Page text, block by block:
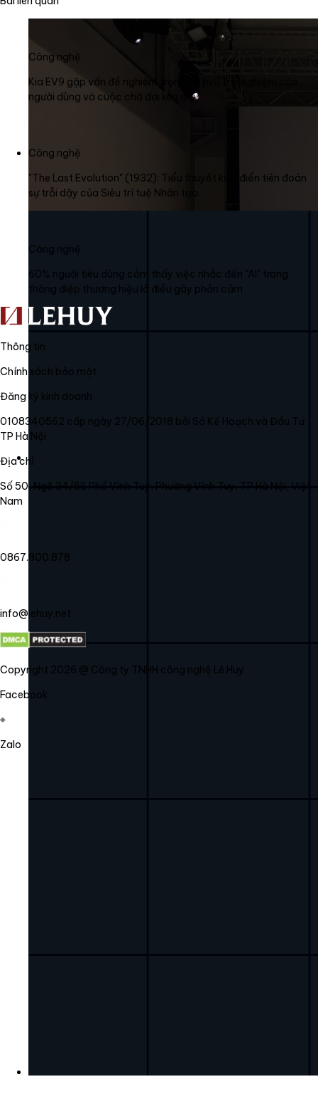
Công nghệ
Kia EV9 gặp vấn đề nghiêm trọng về pin: Trải nghiệm của
người dùng và cuộc chờ đợi kéo dài
Công nghệ
"The Last Evolution" (1932): Tiểu thuyết kinh điển tiên đoán
sự trỗi dậy của Siêu trí tuệ Nhân tạo
Công nghệ
60% người tiêu dùng cảm thấy việc nhắc đến "AI" trong
thông điệp thương hiệu là điều gây phản cảm
Thông tin
Chính sách bảo mật
Đăng ký kinh doanh
0108340562 cấp ngày 27/06/2018 bởi Sở Kế Hoạch và Đầu Tư
TP Hà Nội
Địa chỉ
Số 50, Ngõ 34/56 Phố Vĩnh Tuy, Phường Vĩnh Tuy, TP Hà Nội, Việt
Nam
0867.800.878
info@lehuy.net
Copyright 2026 @ Công ty TNHH công nghệ Lê Huy
Facebook
Zalo